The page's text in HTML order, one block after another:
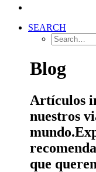
SEARCH
Blog
Artículos
nuestros
mundo.
que